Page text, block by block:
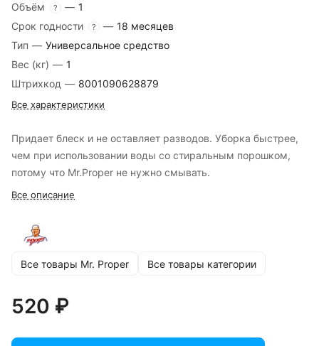
Объём ? — 1
Срок годности
? — 18 месяцев
Тип — Универсальное средство
Вес (кг) — 1
Штрихкод — 8001090628879
Все характеристики
Придает блеск и не оставляет разводов. Уборка быстрее,
чем при использовании воды со стиральным порошком,
потому что Mr.Proper не нужно смывать.
Все описание
Все товары Mr. Proper Все товары категории
520 ₽